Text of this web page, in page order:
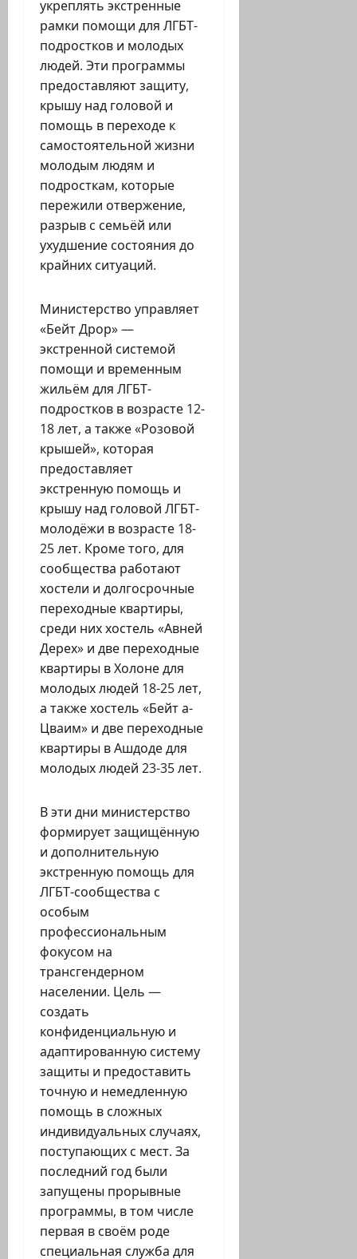
укреплять экстренные
рамки помощи для ЛГБТ-
подростков и молодых
людей. Эти программы
предоставляют защиту,
крышу над головой и
помощь в переходе к
самостоятельной жизни
молодым людям и
подросткам, которые
пережили отвержение,
разрыв с семьёй или
ухудшение состояния до
крайних ситуаций.
Министерство управляет
«Бейт Дрор» —
экстренной системой
помощи и временным
жильём для ЛГБТ-
подростков в возрасте 12-
18 лет, а также «Розовой
крышей», которая
предоставляет
экстренную помощь и
крышу над головой ЛГБТ-
молодёжи в возрасте 18-
25 лет. Кроме того, для
сообщества работают
хостели и долгосрочные
переходные квартиры,
среди них хостель «Авней
Дерех» и две переходные
квартиры в Холоне для
молодых людей 18-25 лет,
а также хостель «Бейт а-
Цваим» и две переходные
квартиры в Ашдоде для
молодых людей 23-35 лет.
В эти дни министерство
формирует защищённую
и дополнительную
экстренную помощь для
ЛГБТ-сообщества с
особым
профессиональным
фокусом на
трансгендерном
населении. Цель —
создать
конфиденциальную и
адаптированную систему
защиты и предоставить
точную и немедленную
помощь в сложных
индивидуальных случаях,
поступающих с мест. За
последний год были
запущены прорывные
программы, в том числе
первая в своём роде
специальная служба для